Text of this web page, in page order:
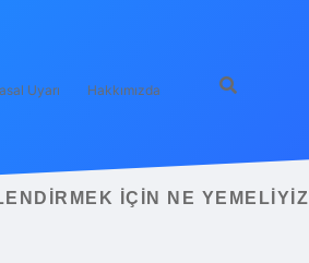
Uyarı Hakkımızda
IÇIN NE YEMELIYIZ